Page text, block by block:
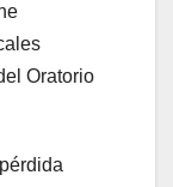
Oratorio